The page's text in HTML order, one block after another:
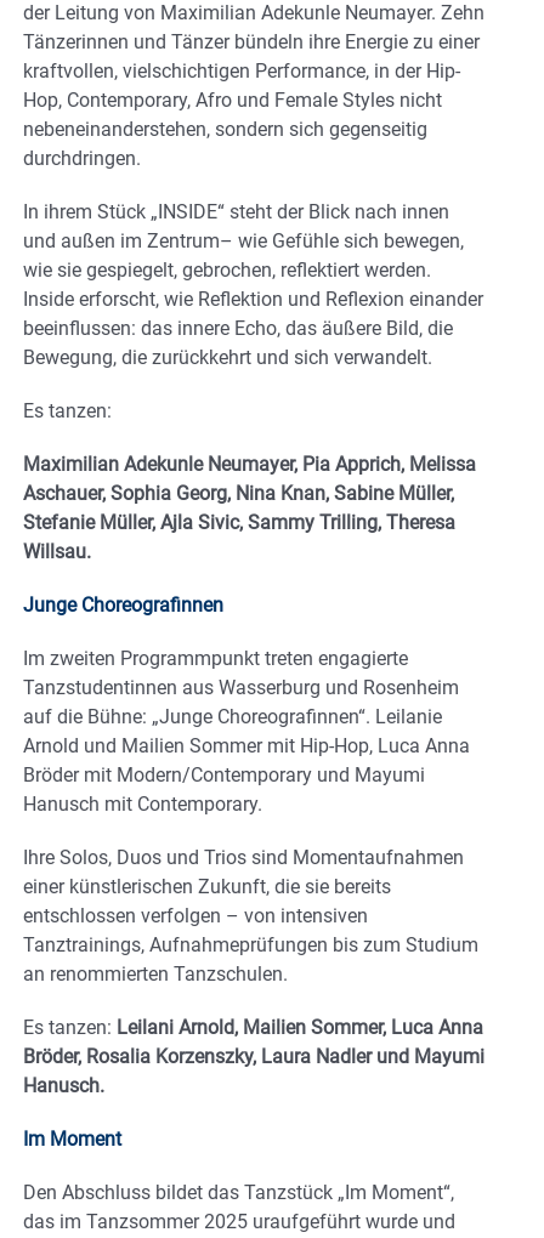
der Leitung von Maximilian Adekunle Neumayer. Zehn
Tänzerinnen und Tänzer bündeln ihre Energie zu einer
kraftvollen, vielschichtigen Performance, in der Hip-
Hop, Contemporary, Afro und Female Styles nicht
nebeneinanderstehen, sondern sich gegenseitig
durchdringen.
In ihrem Stück „INSIDE“ steht der Blick nach innen
und außen im Zentrum– wie Gefühle sich bewegen,
wie sie gespiegelt, gebrochen, reflektiert werden.
Inside erforscht, wie Reflektion und Reflexion einander
beeinflussen: das innere Echo, das äußere Bild, die
Bewegung, die zurückkehrt und sich verwandelt.
Es tanzen:
Maximilian Adekunle Neumayer, Pia Apprich, Melissa
Aschauer, Sophia Georg, Nina Knan, Sabine Müller,
Stefanie Müller, Ajla Sivic, Sammy Trilling, Theresa
Willsau.
Junge Choreografinnen
Im zweiten Programmpunkt treten engagierte
Tanzstudentinnen aus Wasserburg und Rosenheim
auf die Bühne: „Junge Choreografinnen“. Leilanie
Arnold und Mailien Sommer mit Hip-Hop, Luca Anna
Bröder mit Modern/Contemporary und Mayumi
Hanusch mit Contemporary.
Ihre Solos, Duos und Trios sind Momentaufnahmen
einer künstlerischen Zukunft, die sie bereits
entschlossen verfolgen – von intensiven
Tanztrainings, Aufnahmeprüfungen bis zum Studium
an renommierten Tanzschulen.
Es tanzen: Leilani Arnold, Mailien Sommer, Luca Anna
Bröder, Rosalia Korzenszky, Laura Nadler und Mayumi
Hanusch.
Im Moment
Den Abschluss bildet das Tanzstück „Im Moment“,
das im Tanzsommer 2025 uraufgeführt wurde und